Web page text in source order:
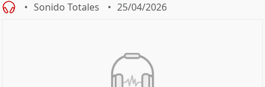
Sonido Totales 25/04/2026